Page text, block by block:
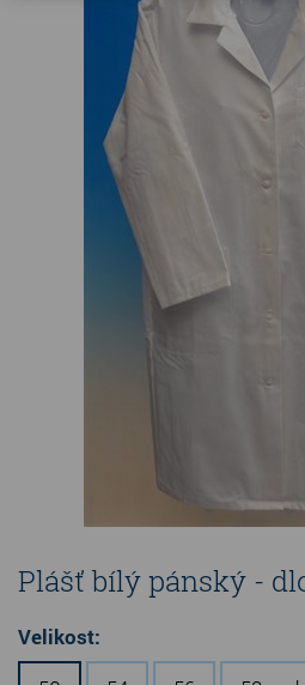
Plášť bílý pánský -
Velikost: